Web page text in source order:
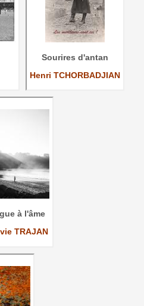
Sourires d'antan
Henri TCHORBADJIAN
à l'âme
TRAJAN